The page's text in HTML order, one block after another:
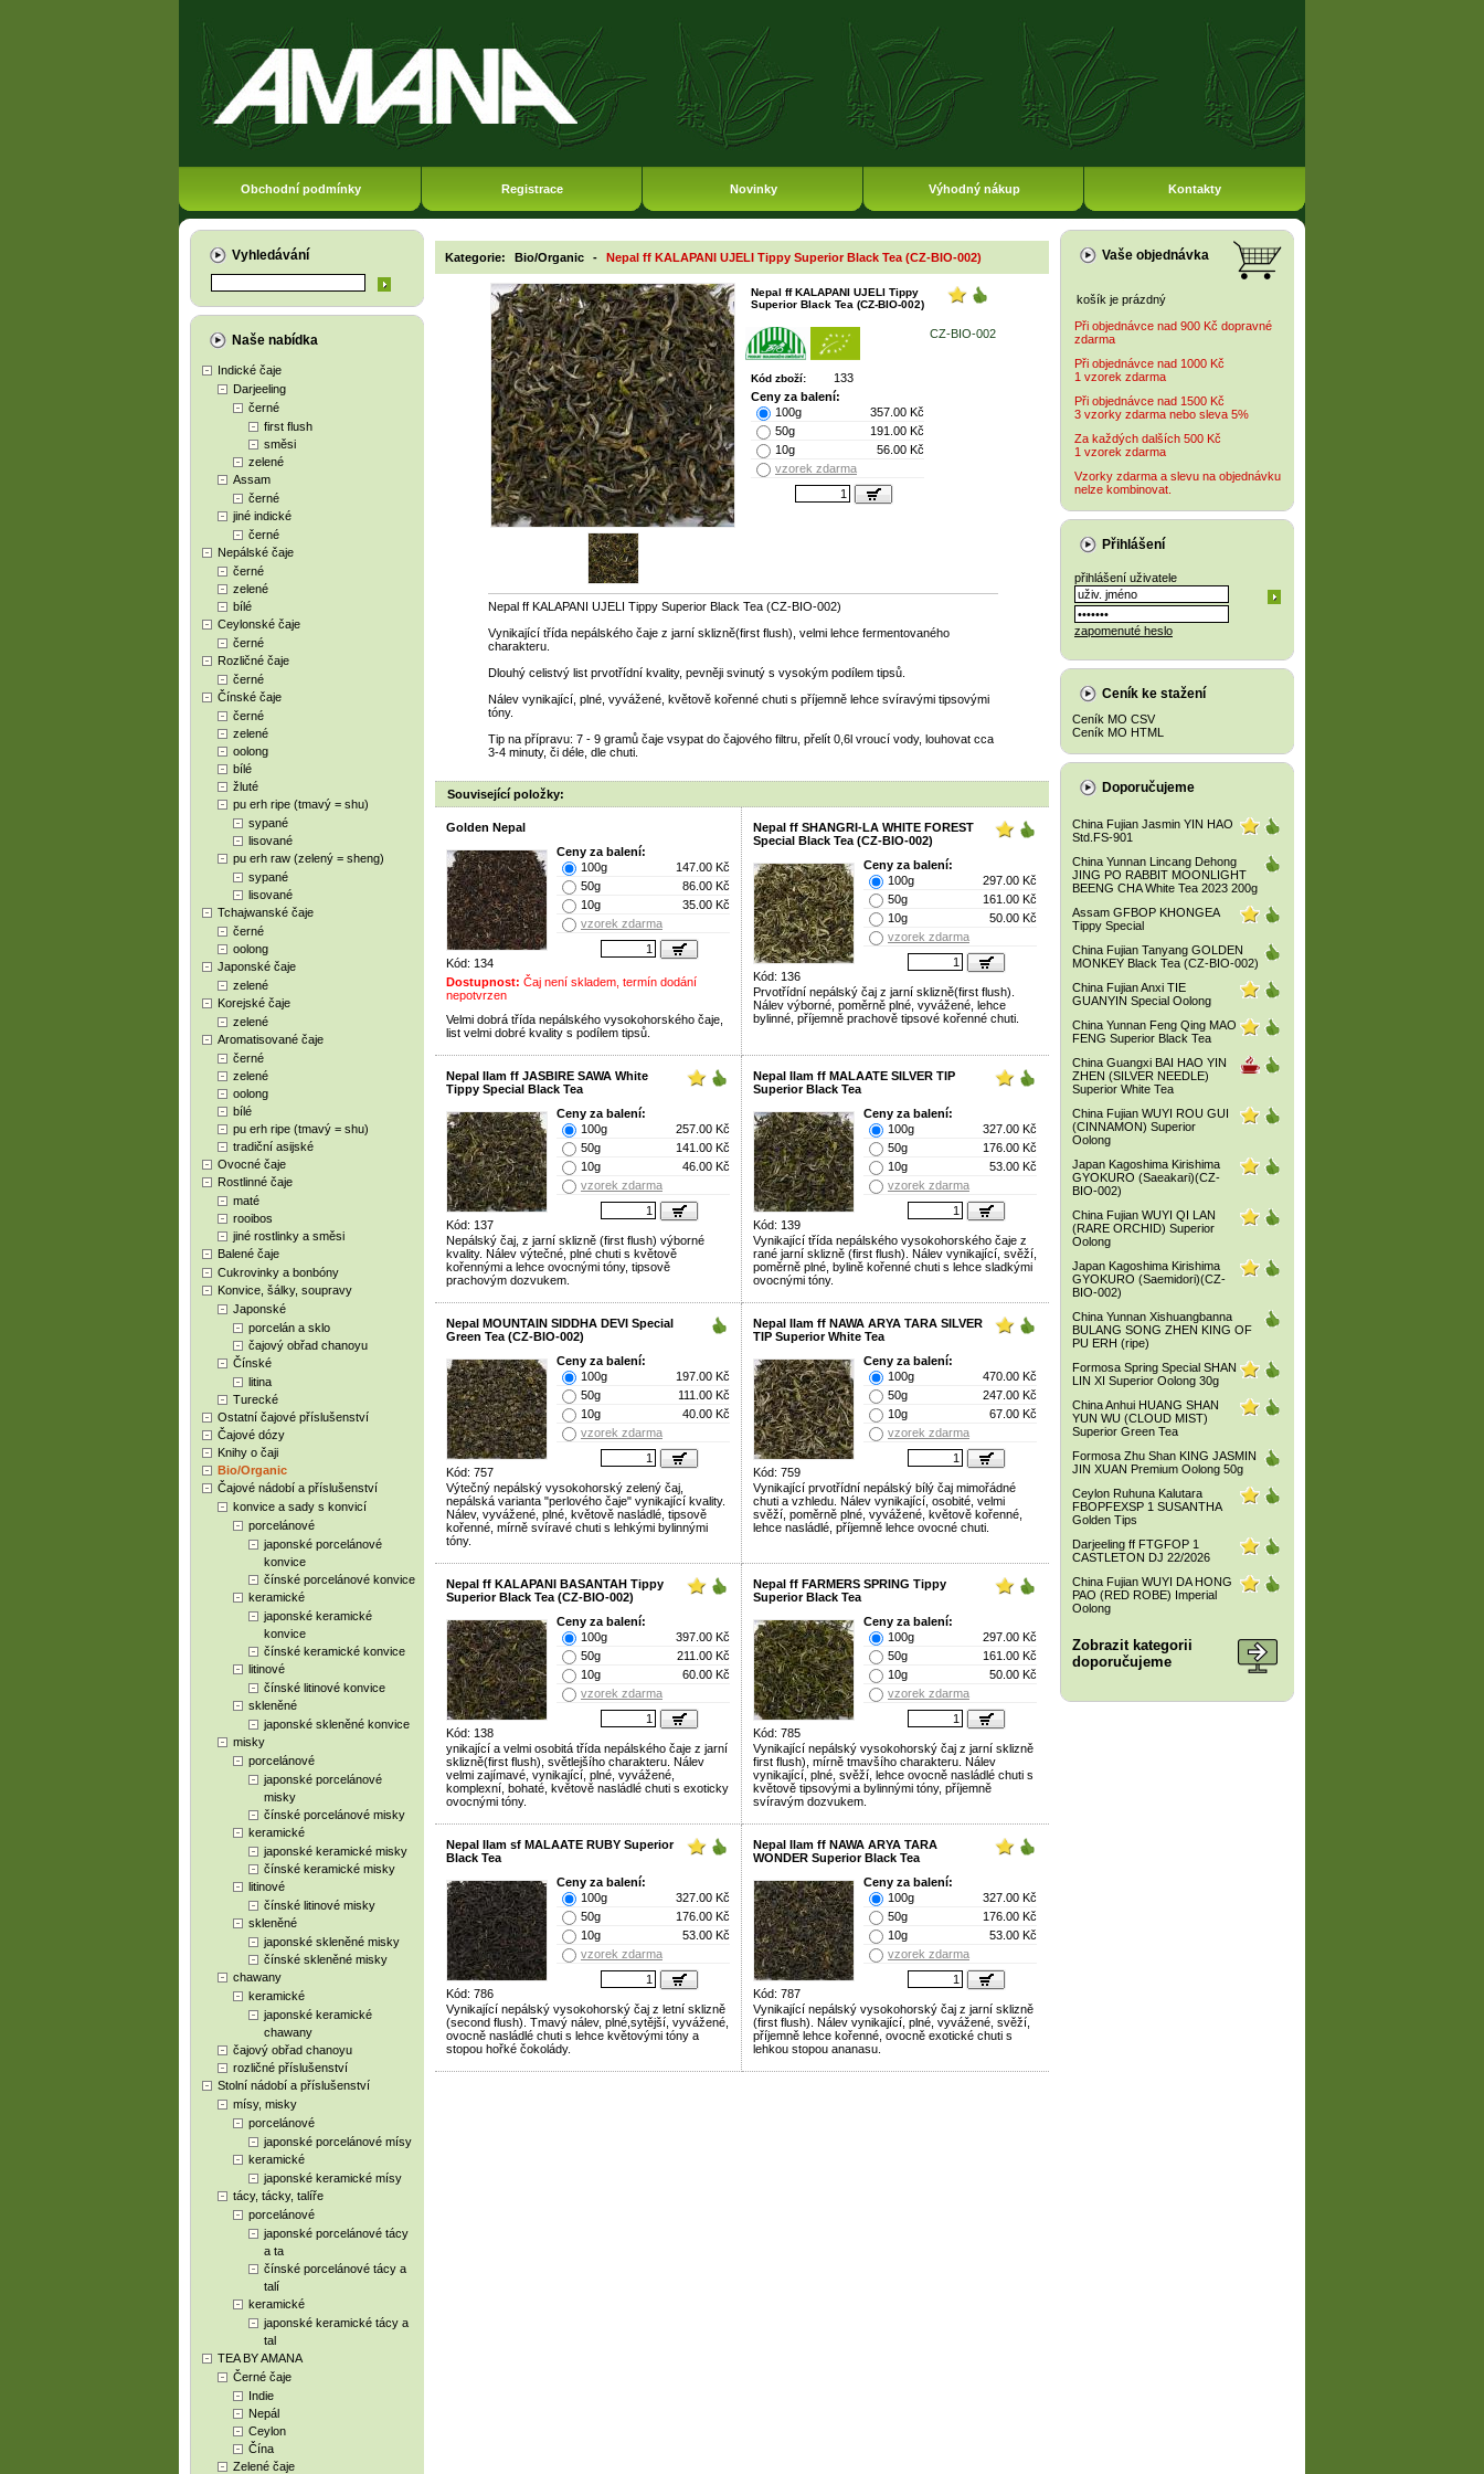
Obchodní podmínky Registrace Novinky Výhodný nákup Kontakty
Vyhledávání
Naše nabídka
Indické čaje
Darjeeling
černé
first flush
směsi
zelené
Assam
černé
jiné indické
černé
Nepálské čaje
černé
zelené
bílé
Ceylonské čaje
černé
Rozličné čaje
černé
Čínské čaje
černé
zelené
oolong
bílé
žluté
pu erh ripe (tmavý = shu)
sypané
lisované
pu erh raw (zelený = sheng)
sypané
lisované
Tchajwanské čaje
černé
oolong
Japonské čaje
zelené
Korejské čaje
zelené
Aromatisované čaje
černé
zelené
oolong
bílé
pu erh ripe (tmavý = shu)
tradiční asijské
Ovocné čaje
Rostlinné čaje
maté
rooibos
jiné rostlinky a směsi
Balené čaje
Cukrovinky a bonbóny
Konvice, šálky, soupravy
Japonské
porcelán a sklo
čajový obřad chanoyu
Čínské
litina
Turecké
Ostatní čajové příslušenství
Čajové dózy
Knihy o čaji
Bio/Organic
Čajové nádobí a příslušenství
konvice a sady s konvicí
porcelánové
japonské porcelánové
konvice
čínské porcelánové konvice
keramické
japonské keramické
konvice
čínské keramické konvice
litinové
čínské litinové konvice
skleněné
japonské skleněné konvice
misky
porcelánové
japonské porcelánové
misky
čínské porcelánové misky
keramické
japonské keramické misky
čínské keramické misky
litinové
čínské litinové misky
skleněné
japonské skleněné misky
čínské skleněné misky
chawany
keramické
japonské keramické
chawany
čajový obřad chanoyu
rozličné příslušenství
Stolní nádobí a příslušenství
mísy, misky
porcelánové
japonské porcelánové mísy
keramické
japonské keramické mísy
tácy, tácky, talíře
porcelánové
japonské porcelánové tácy
a ta
čínské porcelánové tácy a
talí
keramické
japonské keramické tácy a
tal
TEA BY AMANA
Černé čaje
Indie
Nepál
Ceylon
Čína
Zelené čaje
Kategorie: Bio/Organic - Nepal ff KALAPANI UJELI Tippy Superior Black Tea (CZ-BIO-002)
Nepal ff KALAPANI UJELI Tippy
Superior Black Tea (CZ-BIO-002)
CZ-BIO-002
Kód zboží:
133
Ceny za balení:
100g
357.00 Kč
50g
191.00 Kč
10g
56.00 Kč
vzorek zdarma
Nepal ff KALAPANI UJELI Tippy Superior Black Tea (CZ-BIO-002)
Vynikající třída nepálského čaje z jarní sklizně(first flush), velmi lehce fermentovaného
charakteru.
Dlouhý celistvý list prvotřídní kvality, pevněji svinutý s vysokým podílem tipsů.
Nálev vynikající, plné, vyvážené, květově kořenné chuti s příjemně lehce svíravými tipsovými
tóny.
Tip na přípravu: 7 - 9 gramů čaje vsypat do čajového filtru, přelít 0,6l vroucí vody, louhovat cca
3-4 minuty, či déle, dle chuti.
Související položky:
Golden Nepal
Kód: 134
Ceny za balení:
100g
147.00 Kč
50g
86.00 Kč
10g
35.00 Kč
vzorek zdarma
Dostupnost: Čaj není skladem, termín dodání
nepotvrzen
Velmi dobrá třída nepálského vysokohorského čaje,
list velmi dobré kvality s podílem tipsů.
Nepal ff SHANGRI-LA WHITE FOREST
Special Black Tea (CZ-BIO-002)
Kód: 136
Ceny za balení:
100g
297.00 Kč
50g
161.00 Kč
10g
50.00 Kč
vzorek zdarma
Prvotřídní nepálský čaj z jarní sklizně(first flush).
Nálev výborné, poměrně plné, vyvážené, lehce
bylinné, příjemně prachově tipsové kořenné chuti.
Nepal Ilam ff JASBIRE SAWA White
Tippy Special Black Tea
Kód: 137
Ceny za balení:
100g
257.00 Kč
50g
141.00 Kč
10g
46.00 Kč
vzorek zdarma
Nepálský čaj, z jarní sklizně (first flush) výborné
kvality. Nálev výtečné, plné chuti s květově
kořennými a lehce ovocnými tóny, tipsově
prachovým dozvukem.
Nepal Ilam ff MALAATE SILVER TIP
Superior Black Tea
Kód: 139
Ceny za balení:
100g
327.00 Kč
50g
176.00 Kč
10g
53.00 Kč
vzorek zdarma
Vynikající třída nepálského vysokohorského čaje z
rané jarní sklizně (first flush). Nálev vynikající, svěží,
poměrně plné, bylině kořenné chuti s lehce sladkými
ovocnými tóny.
Nepal MOUNTAIN SIDDHA DEVI Special
Green Tea (CZ-BIO-002)
Kód: 757
Ceny za balení:
100g
197.00 Kč
50g
111.00 Kč
10g
40.00 Kč
vzorek zdarma
Výtečný nepálský vysokohorský zelený čaj,
nepálská varianta "perlového čaje" vynikající kvality.
Nálev, vyvážené, plné, květově nasládlé, tipsově
kořenné, mírně svíravé chuti s lehkými bylinnými
tóny.
Nepal Ilam ff NAWA ARYA TARA SILVER
TIP Superior White Tea
Kód: 759
Ceny za balení:
100g
470.00 Kč
50g
247.00 Kč
10g
67.00 Kč
vzorek zdarma
Vynikající prvotřídní nepálský bílý čaj mimořádné
chuti a vzhledu. Nálev vynikající, osobité, velmi
svěží, poměrně plné, vyvážené, květově kořenné,
lehce nasládlé, příjemně lehce ovocné chuti.
Nepal ff KALAPANI BASANTAH Tippy
Superior Black Tea (CZ-BIO-002)
Kód: 138
Ceny za balení:
100g
397.00 Kč
50g
211.00 Kč
10g
60.00 Kč
vzorek zdarma
ynikající a velmi osobitá třída nepálského čaje z jarní
sklizně(first flush), světlejšího charakteru. Nálev
velmi zajímavé, vynikající, plné, vyvážené,
komplexní, bohaté, květově nasládlé chuti s exoticky
ovocnými tóny.
Nepal ff FARMERS SPRING Tippy
Superior Black Tea
Kód: 785
Ceny za balení:
100g
297.00 Kč
50g
161.00 Kč
10g
50.00 Kč
vzorek zdarma
Vynikající nepálský vysokohorský čaj z jarní sklizně
first flush), mírně tmavšího charakteru. Nálev
vynikající, plné, svěží, lehce ovocně nasládlé chuti s
květově tipsovými a bylinnými tóny, příjemně
svíravým dozvukem.
Nepal Ilam sf MALAATE RUBY Superior
Black Tea
Kód: 786
Ceny za balení:
100g
327.00 Kč
50g
176.00 Kč
10g
53.00 Kč
vzorek zdarma
Vynikající nepálský vysokohorský čaj z letní sklizně
(second flush). Tmavý nálev, plné,sytější, vyvážené,
ovocně nasládlé chuti s lehce květovými tóny a
stopou hořké čokolády.
Nepal Ilam ff NAWA ARYA TARA
WONDER Superior Black Tea
Kód: 787
Ceny za balení:
100g
327.00 Kč
50g
176.00 Kč
10g
53.00 Kč
vzorek zdarma
Vynikající nepálský vysokohorský čaj z jarní sklizně
(first flush). Nálev vynikající, plné, vyvážené, svěží,
příjemně lehce kořenné, ovocně exotické chuti s
lehkou stopou ananasu.
Vaše objednávka
košík je prázdný
Při objednávce nad 900 Kč dopravné
zdarma
Při objednávce nad 1000 Kč
1 vzorek zdarma
Při objednávce nad 1500 Kč
3 vzorky zdarma nebo sleva 5%
Za každých dalších 500 Kč
1 vzorek zdarma
Vzorky zdarma a slevu na objednávku
nelze kombinovat.
Přihlášení
přihlášení uživatele
zapomenuté heslo
Ceník ke stažení
Ceník MO CSV
Ceník MO HTML
Doporučujeme
China Fujian Jasmin YIN HAO
Std.FS-901
China Yunnan Lincang Dehong
JING PO RABBIT MOONLIGHT
BEENG CHA White Tea 2023 200g
Assam GFBOP KHONGEA
Tippy Special
China Fujian Tanyang GOLDEN
MONKEY Black Tea (CZ-BIO-002)
China Fujian Anxi TIE
GUANYIN Special Oolong
China Yunnan Feng Qing MAO
FENG Superior Black Tea
China Guangxi BAI HAO YIN
ZHEN (SILVER NEEDLE)
Superior White Tea
China Fujian WUYI ROU GUI
(CINNAMON) Superior
Oolong
Japan Kagoshima Kirishima
GYOKURO (Saeakari)(CZ-
BIO-002)
China Fujian WUYI QI LAN
(RARE ORCHID) Superior
Oolong
Japan Kagoshima Kirishima
GYOKURO (Saemidori)(CZ-
BIO-002)
China Yunnan Xishuangbanna
BULANG SONG ZHEN KING OF
PU ERH (ripe)
Formosa Spring Special SHAN
LIN XI Superior Oolong 30g
China Anhui HUANG SHAN
YUN WU (CLOUD MIST)
Superior Green Tea
Formosa Zhu Shan KING JASMIN
JIN XUAN Premium Oolong 50g
Ceylon Ruhuna Kalutara
FBOPFEXSP 1 SUSANTHA
Golden Tips
Darjeeling ff FTGFOP 1
CASTLETON DJ 22/2026
China Fujian WUYI DA HONG
PAO (RED ROBE) Imperial
Oolong
Zobrazit kategorii
doporučujeme